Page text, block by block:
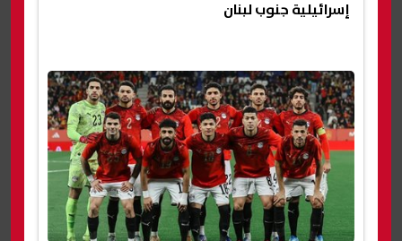
إسرائيلية جنوب لبنان